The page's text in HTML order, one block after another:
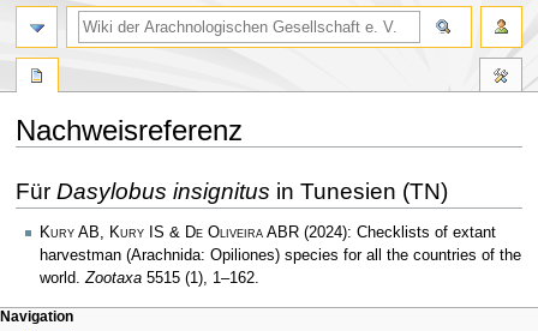
Nachweisreferenz
Navigation
springen
Suche
springen
Für Dasylobus insignitus in Tunesien (TN)
Kury AB, Kury IS & De Oliveira ABR (2024): Checklists of extant
harvestman (Arachnida: Opiliones) species for all the countries of the
world.Zootaxa 5515 (1), 1–162.
Navigation